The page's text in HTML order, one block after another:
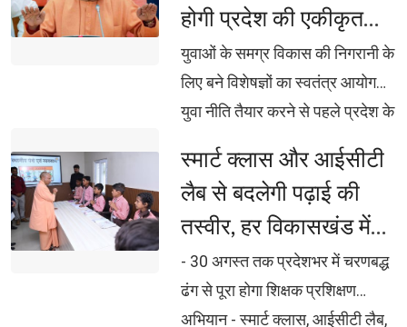
होगी प्रदेश की एकीकृत
युवा नीति: मुख्यमंत्री
युवाओं के समग्र विकास की निगरानी के
लिए बने विशेषज्ञों का स्वतंत्र आयोग
युवा नीति तैयार करने से पहले प्रदेश के
अपेक्षाओं, आकांक्षाओं और
आवश्यकताओं को समझा जाए :
मुख्यमंत्री शिक्षा, कौशल, रोजगार,
स्वास्थ्य और नेतृत्व विकास को एकीकृत
करेगी नई युवा नीति सरदार वल्लभभाई
पटेल इंडस्ट्रियल एंड एम्प्लायमेंट ज़ोन
स्मार्ट क्लास और आईसीटी
लैब से बदलेगी पढ़ाई की
तस्वीर, हर विकासखंड में
तैयार होंगे मास्टर ट्रेनर
- 30 अगस्त तक प्रदेशभर में चरणबद्ध
ढंग से पूरा होगा शिक्षक प्रशिक्षण
अभियान - स्मार्ट क्लास, आईसीटी लैब,